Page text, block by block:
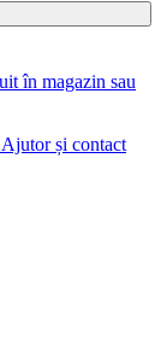
în magazin sau
Ajutor și contact